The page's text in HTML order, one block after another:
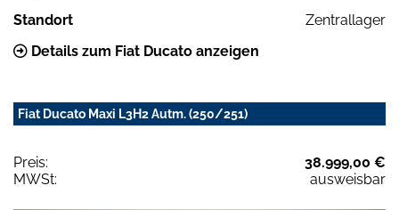
Standort
Zentrallager
Details zum Fiat Ducato anzeigen
Fiat Ducato Maxi L3H2 Autm. (250/251)
Preis:
38.999,00 €
MWSt:
ausweisbar